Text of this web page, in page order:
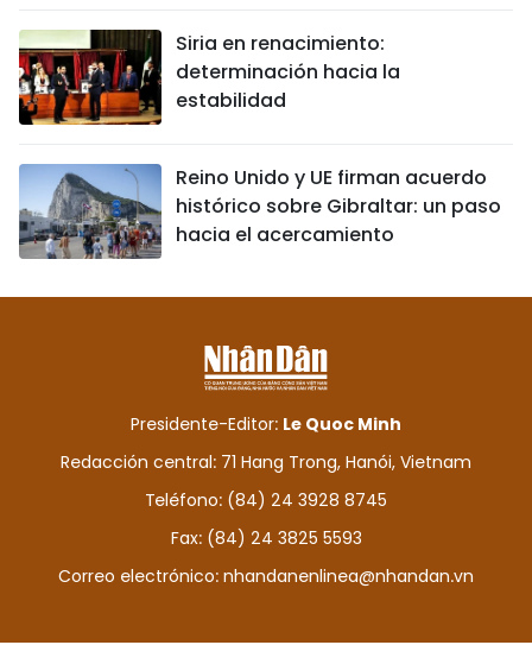
Siria en renacimiento:
determinación hacia la
estabilidad
Reino Unido y UE firman acuerdo
histórico sobre Gibraltar: un paso
hacia el acercamiento
Presidente-Editor: Le Quoc Minh
Redacción central: 71 Hang Trong, Hanói, Vietnam
Teléfono: (84) 24 3928 8745
Fax: (84) 24 3825 5593
Correo electrónico: nhandanenlinea@nhandan.vn